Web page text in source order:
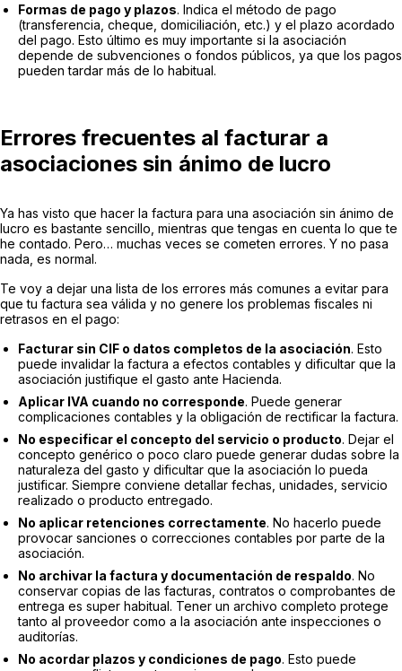
Formas de pago y plazos. Indica el método de pago
(transferencia, cheque, domiciliación, etc.) y el plazo acordado
del pago. Esto último es muy importante si la asociación
depende de subvenciones o fondos públicos, ya que los pagos
pueden tardar más de lo habitual.
Errores frecuentes al facturar a
asociaciones sin ánimo de lucro
Ya has visto que hacer la factura para una asociación sin ánimo de
lucro es bastante sencillo, mientras que tengas en cuenta lo que te
he contado. Pero… muchas veces se cometen errores. Y no pasa
nada, es normal.
Te voy a dejar una lista de los errores más comunes a evitar para
que tu factura sea válida y no genere los problemas fiscales ni
retrasos en el pago:
Facturar sin CIF o datos completos de la asociación. Esto
puede invalidar la factura a efectos contables y dificultar que la
asociación justifique el gasto ante Hacienda.
Aplicar IVA cuando no corresponde. Puede generar
complicaciones contables y la obligación de rectificar la factura.
No especificar el concepto del servicio o producto. Dejar el
concepto genérico o poco claro puede generar dudas sobre la
naturaleza del gasto y dificultar que la asociación lo pueda
justificar. Siempre conviene detallar fechas, unidades, servicio
realizado o producto entregado.
No aplicar retenciones correctamente. No hacerlo puede
provocar sanciones o correcciones contables por parte de la
asociación.
No archivar la factura y documentación de respaldo. No
conservar copias de las facturas, contratos o comprobantes de
entrega es super habitual. Tener un archivo completo protege
tanto al proveedor como a la asociación ante inspecciones o
auditorías.
No acordar plazos y condiciones de pago. Esto puede